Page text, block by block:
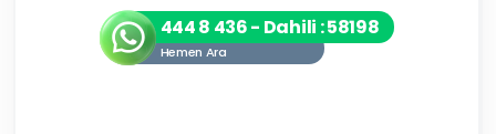
444 8 436 - Dahili : 58198
Hemen Ara